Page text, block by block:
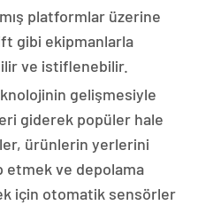
platformlar üzerine
gibi ekipmanlarla
ve istiflenebilir.
gelişmesiyle
giderek popüler hale
ürünlerin yerlerini
etmek ve depolama
için otomatik sensörler